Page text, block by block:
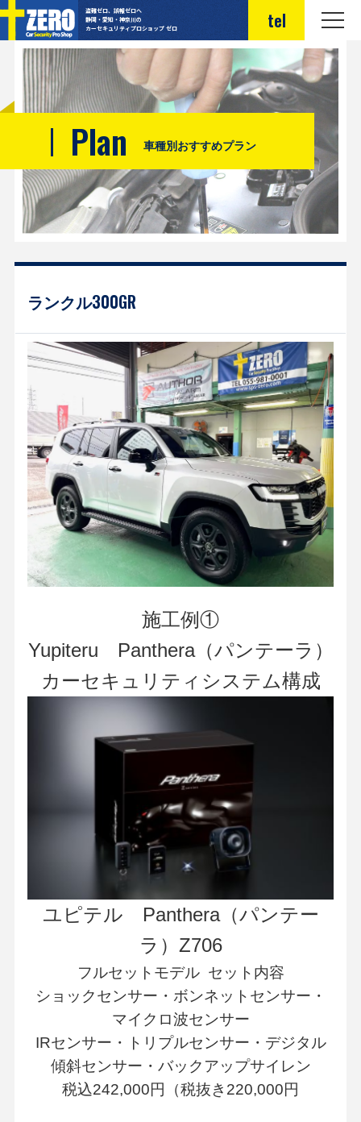
盗難ゼロ、誤報ゼロへ
静岡・愛知・神奈川の
カーセキュリティプロショップ ゼロ
tel
Plan 車種別おすすめプラン
ランクル300GR
施工例①
Yupiteru Panthera（パンテーラ）
カーセキュリティシステム構成
ユピテル Panthera（パンテー
ラ）Z706
フルセットモデル セット内容
ショックセンサー・ボンネットセンサー・
マイクロ波センサー
IRセンサー・トリプルセンサー・デジタル
傾斜センサー・バックアップサイレン
税込242,000円（税抜き220,000円